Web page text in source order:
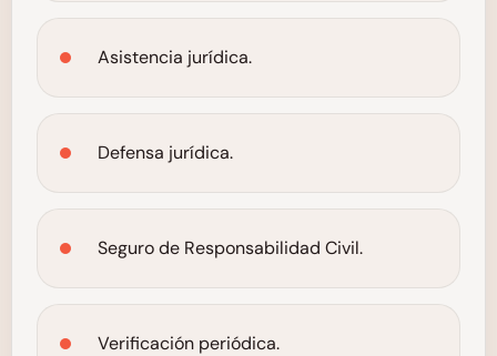
Asistencia jurídica.
Defensa jurídica.
Seguro de Responsabilidad Civil.
Verificación periódica.